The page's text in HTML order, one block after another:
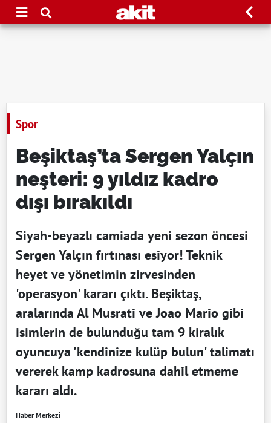
Spor
Beşiktaş’ta Sergen Yalçın
neşteri: 9 yıldız kadro
dışı bırakıldı
Siyah-beyazlı camiada yeni sezon öncesi
Sergen Yalçın fırtınası esiyor! Teknik
heyet ve yönetimin zirvesinden
'operasyon' kararı çıktı. Beşiktaş,
aralarında Al Musrati ve Joao Mario gibi
isimlerin de bulunduğu tam 9 kiralık
oyuncuya 'kendinize kulüp bulun' talimatı
vererek kamp kadrosuna dahil etmeme
kararı aldı.
Haber Merkezi